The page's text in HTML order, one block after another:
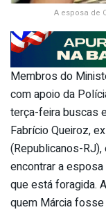
A esposa de
Membros do
com apoio da
terça-feira buscas
Fabrício Queiroz,
(Republicanos-
encontrar a esposa
que está foragida.
quem Márcia fosse